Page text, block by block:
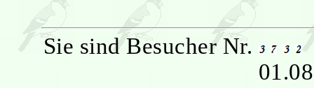
Sie sind Besucher Nr.